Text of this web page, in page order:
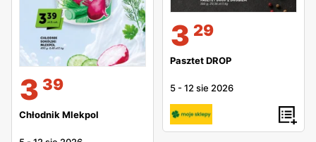
3 39
Chłodnik Mlekpol
3 29
Pasztet DROP
5 -12 sie 2026